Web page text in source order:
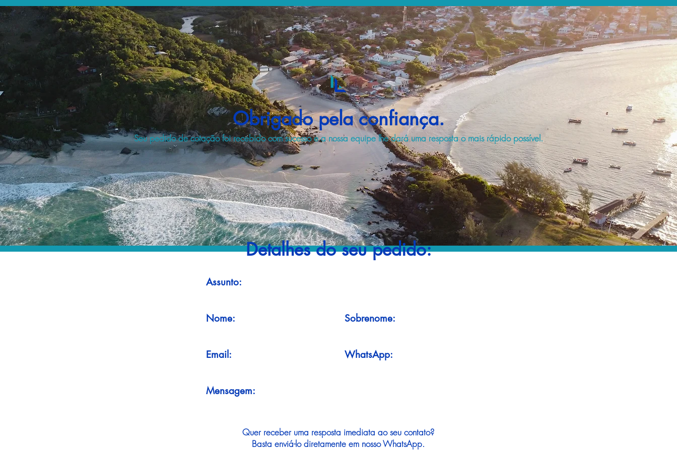
Obrigado pela confiança.
Seu pedido de cotação foi recebido com sucesso e a nossa equipe lhe dará uma resposta o mais rápido possível.
Detalhes do seu pedido:
Assunto:
Nome: Sobrenome:
Email: WhatsApp:
Mensagem:
Quer receber uma resposta imediata ao seu contato?
Basta enviá-lo diretamente em nosso WhatsApp.